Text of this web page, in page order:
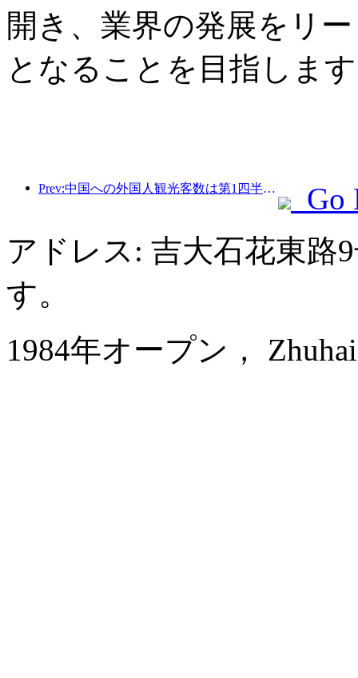
開き、業界の発展をリ
となることを目指しま
Prev:中国への外国人観光客数は第1四半期に40％増加した。
Go
アドレス: 吉大石花東路
す。
1984年オープン，